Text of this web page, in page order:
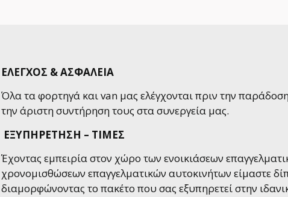
ΕΛΕΓΧΟΣ & ΑΣΦΑΛΕΙΑ
Όλα τα φορτηγά και van μας ελέγχονται πριν την
την άριστη συντήρηση τους στα συνεργεία μας.
ΕΞΥΠΗΡΕΤΗΣΗ – ΤΙΜΕΣ
Έχοντας εμπειρία στον χώρο των ενοικιάσεων
χρονομισθώσεων επαγγελματικών αυτοκινήτων είμαστε
διαμορφώνοντας το πακέτο που σας εξυπηρετεί στην